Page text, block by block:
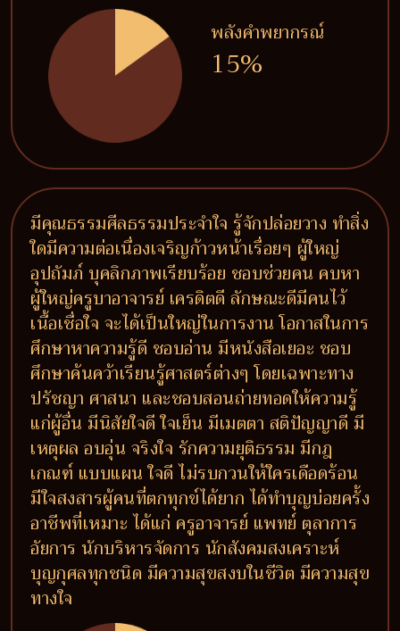
พลังคำพยากรณ์
15%
มีคุณธรรมศีลธรรมประจำใจ รู้จักปล่อยวาง ทำสิ่ง
ใดมีความต่อเนื่องเจริญก้าวหน้าเรื่อยๆ ผู้ใหญ่
อุปถัมภ์ บุคลิกภาพเรียบร้อย ชอบช่วยคน คบหา
ผู้ใหญ่ครูบาอาจารย์ เครดิตดี ลักษณะดีมีคนไว้
เนื้อเชื่อใจ จะได้เป็นใหญ่ในการงาน โอกาสในการ
ศึกษาหาความรู้ดี ชอบอ่าน มีหนังสือเยอะ ชอบ
ศึกษาค้นคว้าเรียนรู้ศาสตร์ต่างๆ โดยเฉพาะทาง
ปรัชญา ศาสนา และชอบสอนถ่ายทอดให้ความรู้
แก่ผู้อื่น มีนิสัยใจดี ใจเย็น มีเมตตา สติปัญญาดี มี
เหตุผล อบอุ่น จริงใจ รักความยุติธรรม มีกฎ
เกณฑ์ แบบแผน ใจดี ไม่รบกวนให้ใครเดือดร้อน
มีใจสงสารผู้คนที่ตกทุกข์ได้ยาก ได้ทำบุญบ่อยครั้ง
อาชีพที่เหมาะ ได้แก่ ครูอาจารย์ แพทย์ ตุลาการ
อัยการ นักบริหารจัดการ นักสังคมสงเคราะห์
บุญกุศลทุกชนิด มีความสุขสงบในชีวิต มีความสุข
ทางใจ